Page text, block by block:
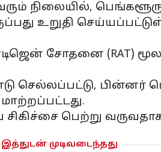
நிலையில்,
உறுதி
சோதனை (RAT)
செல்லப்பட்டு, பின்னர்
பெற்று
முடிவடைந்தது